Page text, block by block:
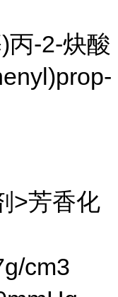
丙-2-炔酸
>芳香化
cm3